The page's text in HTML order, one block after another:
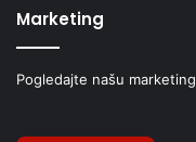
Marketing
Pogledajte našu